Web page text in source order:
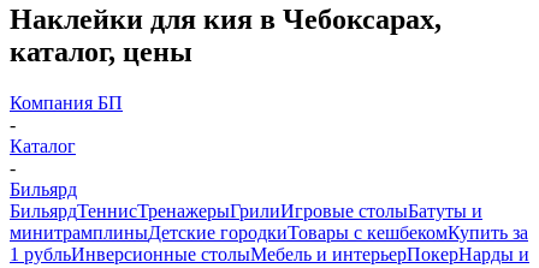
Наклейки для кия в Чебоксарах,
каталог, цены
Компания БП
-
Каталог
-
Бильярд
БильярдТеннисТренажерыГрилиИгровые столыБатуты и
минитрамплиныДетские городкиТовары с кешбекомКупить за
1 рубльИнверсионные столыМебель и интерьерПокерНарды и